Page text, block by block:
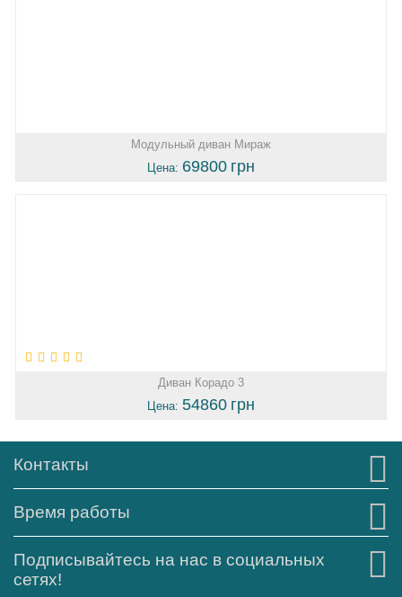
Модульный диван Мираж
Цена: 69800 грн
Диван Корадо 3
Цена: 54860 грн
Контакты
Время работы
Подписывайтесь на нас в социальных
сетях!